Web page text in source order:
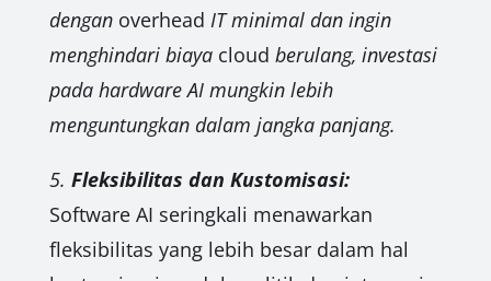
dengan overhead IT minimal dan ingin
menghindari biaya cloud berulang, investasi
pada hardware AI mungkin lebih
menguntungkan dalam jangka panjang.
5. Fleksibilitas dan Kustomisasi:
Software AI seringkali menawarkan
fleksibilitas yang lebih besar dalam hal